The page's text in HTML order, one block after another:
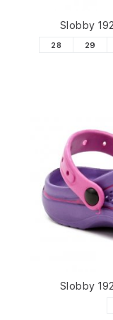
Slobby
28 29
Slobby